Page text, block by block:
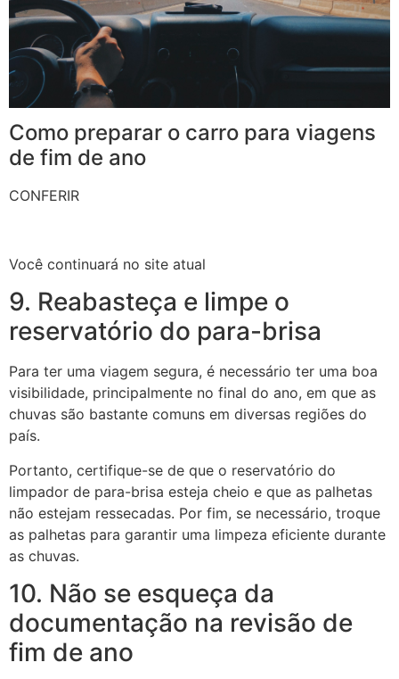
Como preparar o carro para viagens
de fim de ano
CONFERIR
Você continuará no site atual
9. Reabasteça e limpe o
reservatório do para-brisa
Para ter uma viagem segura, é necessário ter uma boa
visibilidade, principalmente no final do ano, em que as
chuvas são bastante comuns em diversas regiões do
país.
Portanto, certifique-se de que o reservatório do
limpador de para-brisa esteja cheio e que as palhetas
não estejam ressecadas. Por fim, se necessário, troque
as palhetas para garantir uma limpeza eficiente durante
as chuvas.
10. Não se esqueça da
documentação na revisão de
fim de ano